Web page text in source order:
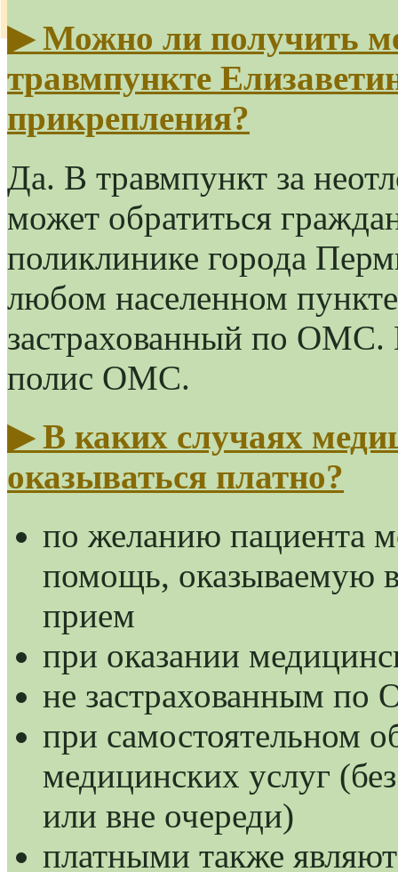
▶Можно ли получить
травмпункте
прикрепления?
Да. В травмпункт за
может обратиться
поликлинике города
любом населенном
застрахованный по ОМС.
полис ОМС.
▶В каких случаях
оказываться платно?
по желанию пациента
помощь, оказываемую
прием
при оказании
не застрахованным
при самостоятельном
медицинских услуг
или вне очереди)
платными также